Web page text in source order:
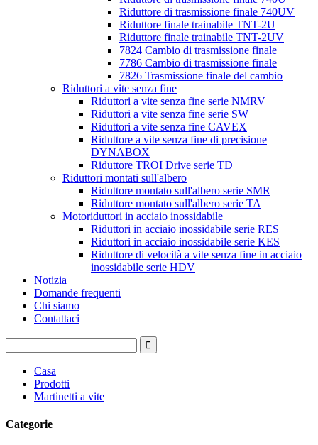
Riduttore di trasmissione finale 740UV
Riduttore finale trainabile TNT-2U
Riduttore finale trainabile TNT-2UV
7824 Cambio di trasmissione finale
7786 Cambio di trasmissione finale
7826 Trasmissione finale del cambio
Riduttori a vite senza fine
Riduttori a vite senza fine serie NMRV
Riduttori a vite senza fine serie SW
Riduttori a vite senza fine CAVEX
Riduttore a vite senza fine di precisione
DYNABOX
Riduttore TROI Drive serie TD
Riduttori montati sull'albero
Riduttore montato sull'albero serie SMR
Riduttore montato sull'albero serie TA
Motoriduttori in acciaio inossidabile
Riduttori in acciaio inossidabile serie RES
Riduttori in acciaio inossidabile serie KES
Riduttore di velocità a vite senza fine in acciaio
inossidabile serie HDV
Notizia
Domande frequenti
Chi siamo
Contattaci
Casa
Prodotti
Martinetti a vite
Categorie